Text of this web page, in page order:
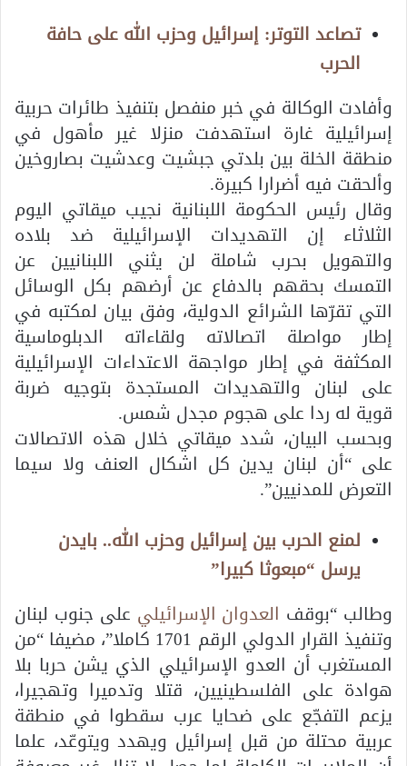
تصاعد التوتر: إسرائيل وحزب الله على حافة
الحرب
وأفادت الوكالة في خبر منفصل بتنفيذ طائرات حربية
إسرائيلية غارة استهدفت منزلا غير مأهول في
منطقة الخلة بين بلدتي جبشيت وعدشيت بصاروخين
وألحقت فيه أضرارا كبيرة.
وقال رئيس الحكومة اللبنانية نجيب ميقاتي اليوم
الثلاثاء إن التهديدات الإسرائيلية ضد بلاده
والتهويل بحرب شاملة لن يثني اللبنانيين عن
التمسك بحقهم بالدفاع عن أرضهم بكل الوسائل
التي تقرّها الشرائع الدولية، وفق بيان لمكتبه في
إطار مواصلة اتصالاته ولقاءاته الدبلوماسية
المكثفة في إطار مواجهة الاعتداءات الإسرائيلية
على لبنان والتهديدات المستجدة بتوجيه ضربة
قوية له ردا على هجوم مجدل شمس.
وبحسب البيان، شدد ميقاتي خلال هذه الاتصالات
على “أن لبنان يدين كل اشكال العنف ولا سيما
التعرض للمدنيين”.
لمنع الحرب بين إسرائيل وحزب الله.. بايدن
يرسل “مبعوثا كبيرا”
وطالب “بوقف العدوان الإسرائيلي على جنوب لبنان
وتنفيذ القرار الدولي الرقم 1701 كاملا”، مضيفا “من
المستغرب أن العدو الإسرائيلي الذي يشن حربا بلا
هوادة على الفلسطينيين، قتلا وتدميرا وتهجيرا،
يزعم التفجّع على ضحايا عرب سقطوا في منطقة
عربية محتلة من قبل إسرائيل ويهدد ويتوعّد، علما